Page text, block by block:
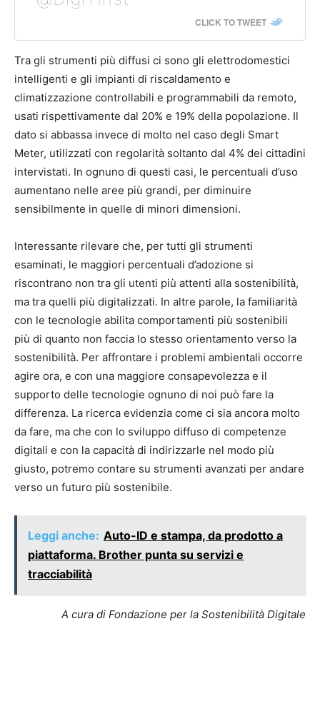
CLICK TO TWEET
Tra gli strumenti più diffusi ci sono gli elettrodomestici
intelligenti e gli impianti di riscaldamento e
climatizzazione controllabili e programmabili da remoto,
usati rispettivamente dal 20% e 19% della popolazione. Il
dato si abbassa invece di molto nel caso degli Smart
Meter, utilizzati con regolarità soltanto dal 4% dei cittadini
intervistati. In ognuno di questi casi, le percentuali d’uso
aumentano nelle aree più grandi, per diminuire
sensibilmente in quelle di minori dimensioni.
Interessante rilevare che, per tutti gli strumenti
esaminati, le maggiori percentuali d’adozione si
riscontrano non tra gli utenti più attenti alla sostenibilità,
ma tra quelli più digitalizzati. In altre parole, la familiarità
con le tecnologie abilita comportamenti più sostenibili
più di quanto non faccia lo stesso orientamento verso la
sostenibilità. Per affrontare i problemi ambientali occorre
agire ora, e con una maggiore consapevolezza e il
supporto delle tecnologie ognuno di noi può fare la
differenza. La ricerca evidenzia come ci sia ancora molto
da fare, ma che con lo sviluppo diffuso di competenze
digitali e con la capacità di indirizzarle nel modo più
giusto, potremo contare su strumenti avanzati per andare
verso un futuro più sostenibile.
Leggi anche: Auto-ID e stampa, da prodotto a
piattaforma. Brother punta su servizi e
tracciabilità
A cura di Fondazione per la Sostenibilità Digitale